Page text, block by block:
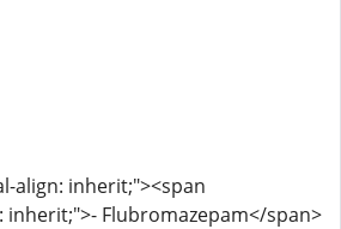
align: inherit;"><span
inherit;">- Flubromazepam</span>